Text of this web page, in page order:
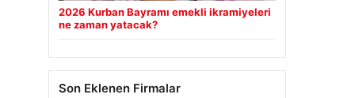
2026 Kurban Bayramı emekli ikramiyeleri
ne zaman yatacak?
Son Eklenen Firmalar